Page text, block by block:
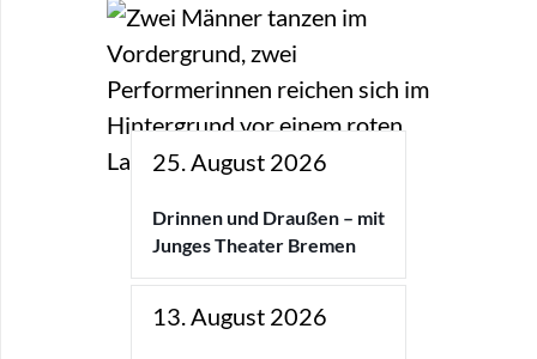
25. August 2026
Drinnen und Draußen – mit
Junges Theater Bremen
13. August 2026